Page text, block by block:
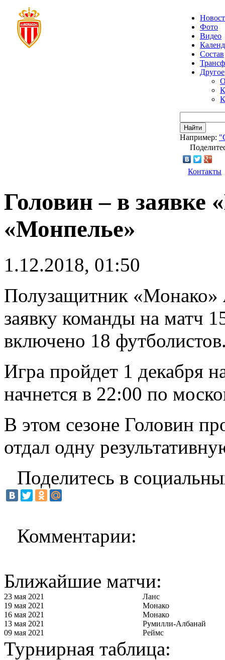
Фото
Видео
Состав
Другое
Найти
Например:
Контакты
Головин – в заявке
«Монпелье»
1.12.2018, 01:50
Полузащитник «Монако»
заявку команды на матч
включено 18
Игра пройдет 1 декабря
начнется в 22:00 по
В этом сезоне Головин
отдал одну
Поделитесь в
Комментарии:
Ближайшие матчи:
23 мая 2021
Ланс
19 мая 2021
Монако
16 мая 2021
Монако
13 мая 2021
Румилли-Албанай
09 мая 2021
Реймс
Турнирная таблица: